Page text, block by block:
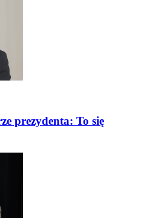
prezydenta: To się